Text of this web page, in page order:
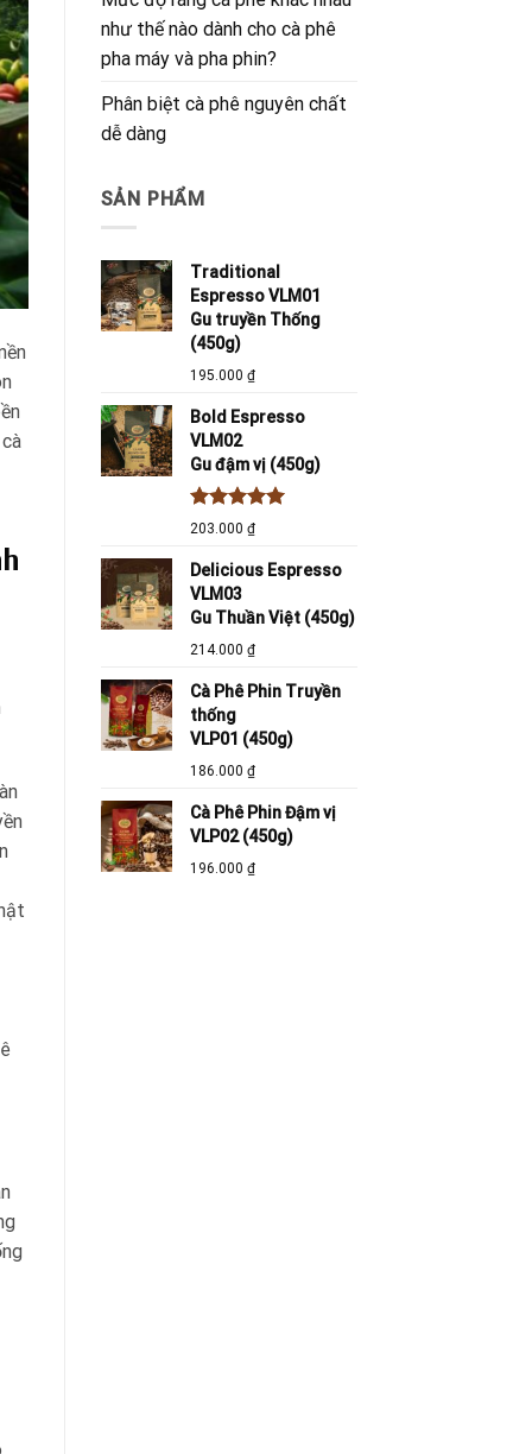
như thế nào dành cho cà phê
pha máy và pha phin?
Phân biệt cà phê nguyên chất
dễ dàng
SẢN PHẨM
Traditional
Espresso VLM01
Gu truyền Thống
(450g)
195.000 ₫
Bold Espresso
VLM02
Gu đậm vị (450g)
Được xếp
5 sao
203.000 ₫
Delicious Espresso
VLM03
Gu Thuần Việt (450g)
214.000 ₫
Cà Phê Phin Truyền
thống
VLP01 (450g)
186.000 ₫
Cà Phê Phin Đậm vị
VLP02 (450g)
196.000 ₫